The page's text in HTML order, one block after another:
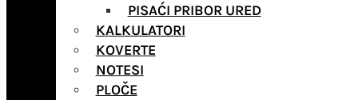
PISAĆI PRIBOR URED
KALKULATORI
KOVERTE
NOTESI
PLOČE